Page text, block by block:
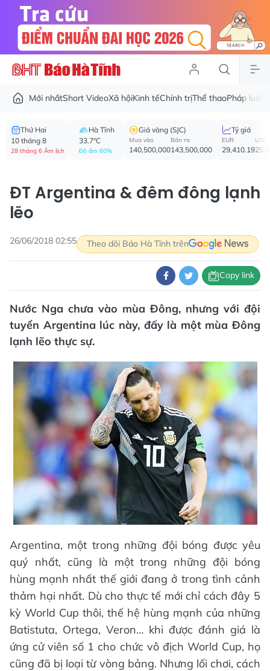
Mới nhấtShort VideoXã hộiKinh tếChính trịThể thaoPháp luật
Thứ Hai
10 tháng 8
28 tháng 6 Âm lịch
Hà Tĩnh
33.7°C
Độ ẩm 60%
Giá vàng (SJC)
Mua vào
140,500,000
Bán ra
143,500,000
Tỷ giá
EUR
29,410.19
USD
ĐT Argentina & đêm đông lạnh
lẽo
26/06/2018 02:55 Theo dõi Báo Hà Tĩnh trên
Copy link
Nước Nga chưa vào mùa Đông, nhưng với đội
tuyển Argentina lúc này, đấy là một mùa Đông
lạnh lẽo thực sự.
Argentina, một trong những đội bóng được yêu
quý nhất, cũng là một trong những đội bóng
hùng mạnh nhất thế giới đang ở trong tình cảnh
thảm hại nhất. Dù cho thực tế mới chỉ cách đây 5
kỳ World Cup thôi, thế hệ hùng mạnh của những
Batistuta, Ortega, Veron… khi được đánh giá là
ứng cử viên số 1 cho chức vô địch World Cup, họ
cũng đã bị loại từ vòng bảng. Nhưng lối chơi, cách